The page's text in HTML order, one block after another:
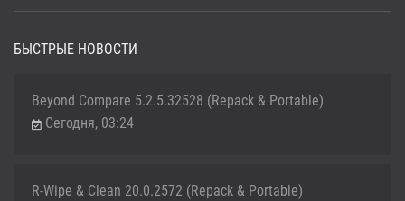
БЫСТРЫЕ НОВОСТИ
Beyond Compare 5.2.5.32528 (Repack & Portable)
Сегодня, 03:24
R-Wipe & Clean 20.0.2572 (Repack & Portable)